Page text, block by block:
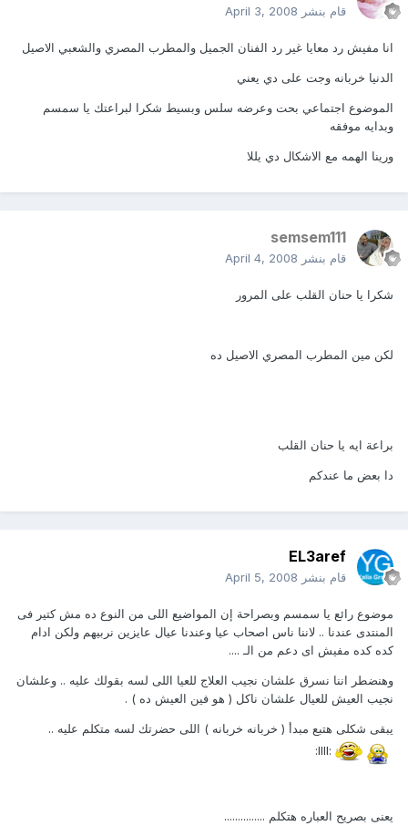
قام بنشر April 3, 2008
انا مفيش رد معايا غير رد الفنان الجميل والمطرب المصري والشعبي الاصيل
الدنيا خربانه وجت على دي يعني
الموضوع اجتماعي بحت وعرضه سلس وبسيط شكرا لبراعتك يا سمسم
وبدايه موفقه
ورينا الهمه مع الاشكال دي يللا
semsem111
قام بنشر April 4, 2008
شكرا يا حنان القلب على المرور
لكن مين المطرب المصري الاصيل ده
براعة ايه يا حنان القلب
دا بعض ما عندكم
EL3aref
قام بنشر April 5, 2008
موضوع رائع يا سمسم وبصراحة إن المواضيع اللى من النوع ده مش كتير فى
المنتدى عندنا .. لاننا ناس اصحاب عيا وعندنا عيال عايزين نربيهم ولكن ادام
كده كده مفيش اى دعم من الـ ....
وهنضطر اننا نسرق علشان نجيب العلاج للعيا اللى لسه بقولك عليه .. وعلشان
نجيب العيش للعيال علشان ناكل ( هو فين العيش ده ) .
يبقى شكلى هتبع مبدأ ( خربانه خربانه ) اللى حضرتك لسه متكلم عليه ..
:llll:
يعنى بصريح العباره هتكلم ...............